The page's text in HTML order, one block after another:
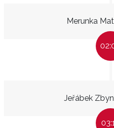
Merunka
Jeřábek